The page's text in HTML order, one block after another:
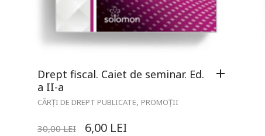
Drept fiscal. Caiet de seminar. Ed.
a II-a
CĂRȚI DE DREPT PUBLICATE, PROMOȚII
30,00LEI 6,00 LEI